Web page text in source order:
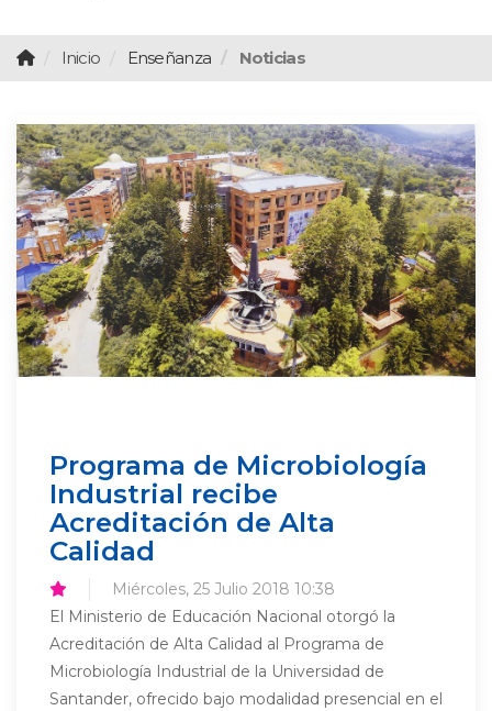
Inicio Enseñanza Noticias
Programa de Microbiología
Industrial recibe
Acreditación de Alta
Calidad
Miércoles, 25 Julio 2018 10:38
El Ministerio de Educación Nacional otorgó la
Acreditación de Alta Calidad al Programa de
Microbiología Industrial de la Universidad de
Santander, ofrecido bajo modalidad presencial en el